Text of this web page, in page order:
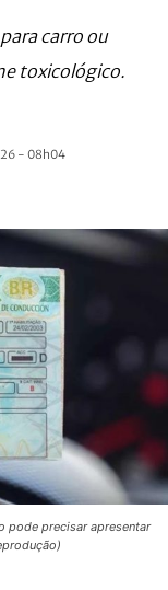
carro ou
toxicológico.
- 08h04
pode precisar apresentar